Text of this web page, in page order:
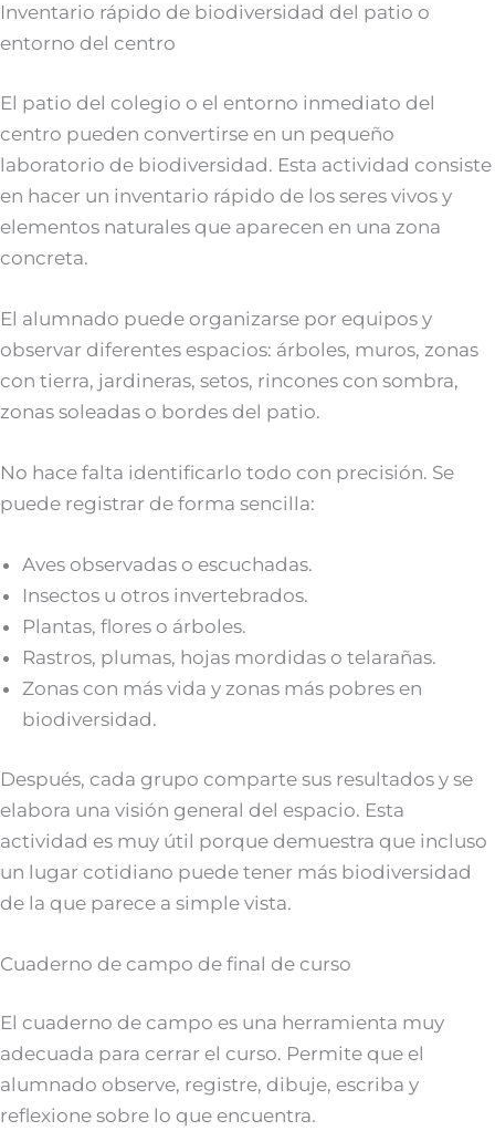
Inventario rápido de biodiversidad del patio o
entorno del centro
El patio del colegio o el entorno inmediato del
centro pueden convertirse en un pequeño
laboratorio de biodiversidad. Esta actividad consiste
en hacer un inventario rápido de los seres vivos y
elementos naturales que aparecen en una zona
concreta.
El alumnado puede organizarse por equipos y
observar diferentes espacios: árboles, muros, zonas
con tierra, jardineras, setos, rincones con sombra,
zonas soleadas o bordes del patio.
No hace falta identificarlo todo con precisión. Se
puede registrar de forma sencilla:
Aves observadas o escuchadas.
Insectos u otros invertebrados.
Plantas, flores o árboles.
Rastros, plumas, hojas mordidas o telarañas.
Zonas con más vida y zonas más pobres en
biodiversidad.
Después, cada grupo comparte sus resultados y se
elabora una visión general del espacio. Esta
actividad es muy útil porque demuestra que incluso
un lugar cotidiano puede tener más biodiversidad
de la que parece a simple vista.
Cuaderno de campo de final de curso
El cuaderno de campo es una herramienta muy
adecuada para cerrar el curso. Permite que el
alumnado observe, registre, dibuje, escriba y
reflexione sobre lo que encuentra.